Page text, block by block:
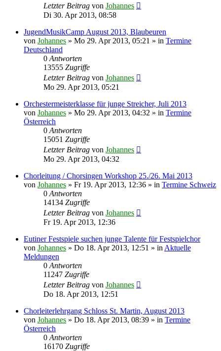
Letzter Beitrag von Johannes
Di 30. Apr 2013, 08:58
JugendMusikCamp August 2013, Blaubeuren
von Johannes » Mo 29. Apr 2013, 05:21 » in Termine
Deutschland
0 Antworten
13555 Zugriffe
Letzter Beitrag von Johannes
Mo 29. Apr 2013, 05:21
Orchestermeisterklasse für junge Streicher, Juli 2013
von Johannes » Mo 29. Apr 2013, 04:32 » in Termine
Österreich
0 Antworten
15051 Zugriffe
Letzter Beitrag von Johannes
Mo 29. Apr 2013, 04:32
Chorleitung / Chorsingen Workshop 25./26. Mai 2013
von Johannes » Fr 19. Apr 2013, 12:36 » in Termine Schweiz
0 Antworten
14134 Zugriffe
Letzter Beitrag von Johannes
Fr 19. Apr 2013, 12:36
Eutiner Festspiele suchen junge Talente für Festspielchor
von Johannes » Do 18. Apr 2013, 12:51 » in Aktuelle
Meldungen
0 Antworten
11247 Zugriffe
Letzter Beitrag von Johannes
Do 18. Apr 2013, 12:51
Chorleiterlehrgang Schloss St. Martin, August 2013
von Johannes » Do 18. Apr 2013, 08:39 » in Termine
Österreich
0 Antworten
16170 Zugriffe